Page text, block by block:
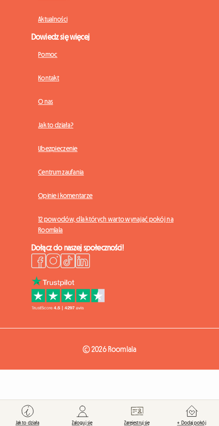
Aktualności
Dowiedz się więcej
Pomoc
Kontakt
O nas
Jak to działa?
Ubezpieczenie
Centrum zaufania
Opinie i komentarze
12 powodów, dla których warto wynająć pokój na
Roomlala
Dołącz do naszej społeczności!
© 2026 Roomlala
Jak to działa Zaloguj się Zarejestruj się + Dodaj pokój